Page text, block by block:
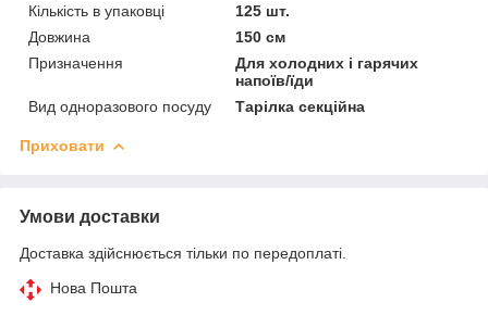
Кількість в упаковці
125 шт.
Довжина
150 см
Призначення
Для холодних і гарячих
напоїв/їди
Вид одноразового посуду
Тарілка секційна
Приховати
Умови доставки
Доставка здійснюється тільки по передоплаті.
Нова Пошта